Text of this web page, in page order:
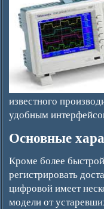
известного
удобным
Основные
Кроме более
регистрировать
цифровой имеет
модели от